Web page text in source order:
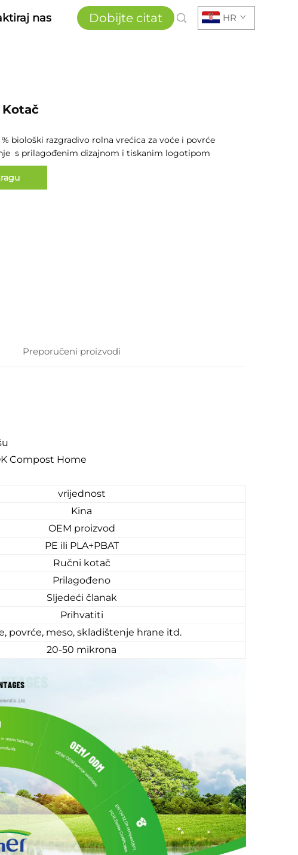
nas Dobijte citat HR
% biološki razgradivo rolna vrećica za voće i povrće
s prilagođenim dizajnom i tiskanim logotipom
Preporučeni proizvodi
Compost Home
vrijednost
Kina
OEM proizvod
PE ili PLA+PBAT
Ručni kotač
Prilagođeno
Sljedeći članak
Prihvatiti
povrće, meso, skladištenje hrane itd.
20-50 mikrona